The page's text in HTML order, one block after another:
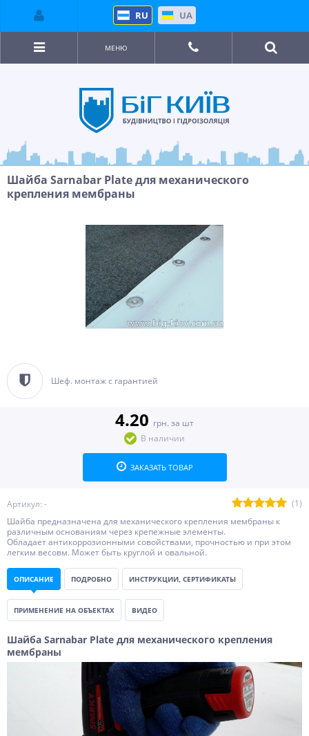
RU UA
МЕНЮ
Шайба Sarnabar Plate для механического
крепления мембраны
Артикул: -
(1)
Шайба предназначена для механического крепления мембраны к
различным основаниям через крепежные элементы.
Обладает антикоррозионными совойствами, прочностью и при этом
легким весовм. Может быть круглой и овальной.
4.20 грн. за шт
В наличии
ЗАКАЗАТЬ ТОВАР
Шеф. монтаж с гарантией
ОПИСАНИЕ ПОДРОБНО ИНСТРУКЦИИ, СЕРТИФИКАТЫ
ПРИМЕНЕНИЕ НА ОБЪЕКТАХ ВИДЕО
Шайба Sarnabar Plate для механического крепления
мембраны